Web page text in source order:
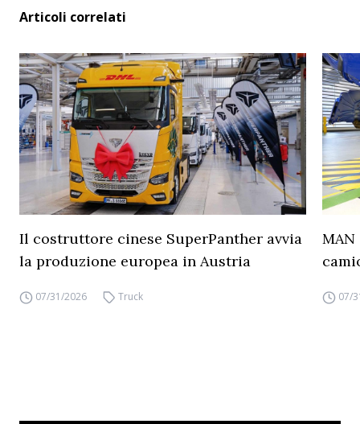
Articoli correlati
Il costruttore cinese SuperPanther avvia
la produzione europea in Austria
07/31/2026 Truck 07/